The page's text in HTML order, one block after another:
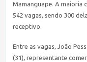
Mamanguape. A maioria
542 vagas, sendo 300
receptivo.
Entre as vagas, João
(31), representante